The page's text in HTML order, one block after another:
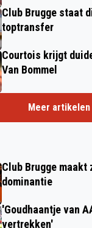
Club Brugge staat
toptransfer
Courtois krijgt
Van Bommel
Meer artikelen
Club Brugge
dominantie
'Goudhaantje van
vertrekken'